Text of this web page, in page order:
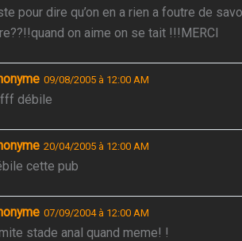
pour dire qu’on en a rien a foutre de
on aime on se tait !!!MERCI
09/08/2005 à 12:00 AM
débile
20/04/2005 à 12:00 AM
cette pub
07/09/2004 à 12:00 AM
stade anal quand meme! !